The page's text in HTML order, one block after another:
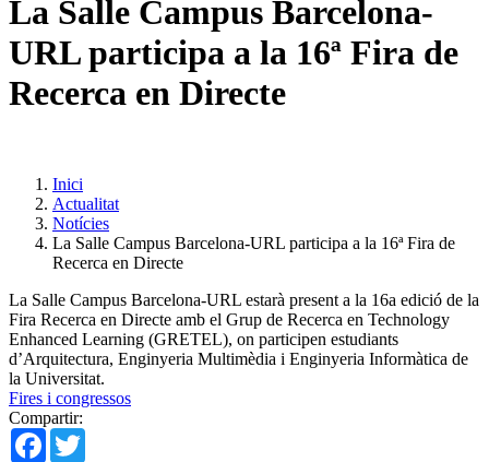
La Salle Campus Barcelona-
URL participa a la 16ª Fira de
Recerca en Directe
Inici
Actualitat
Notícies
La Salle Campus Barcelona-URL participa a la 16ª Fira de
Recerca en Directe
La Salle Campus Barcelona-URL estarà present a la 16a edició de la
Fira Recerca en Directe amb el Grup de Recerca en Technology
Enhanced Learning (GRETEL), on participen estudiants
d’Arquitectura, Enginyeria Multimèdia i Enginyeria Informàtica de
la Universitat.
Fires i congressos
Compartir:
Facebook